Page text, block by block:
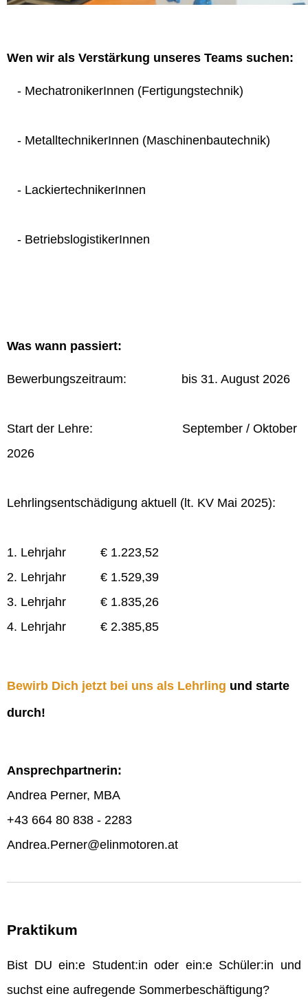
Wen wir als Verstärkung unseres Teams suchen:
- MechatronikerInnen (Fertigungstechnik)
- MetalltechnikerInnen (Maschinenbautechnik)
- LackiertechnikerInnen
- BetriebslogistikerInnen
Was wann passiert:
Bewerbungszeitraum: bis 31. August 2026
Start der Lehre: September / Oktober
2026
Lehrlingsentschädigung aktuell (lt. KV Mai 2025):
1. Lehrjahr € 1.223,52
2. Lehrjahr € 1.529,39
3. Lehrjahr € 1.835,26
4. Lehrjahr € 2.385,85
Bewirb Dich jetzt bei uns als Lehrling und starte
durch!
Ansprechpartnerin:
Andrea Perner, MBA
+43 664 80 838 - 2283
Andrea.Perner@elinmotoren.at
Praktikum
Bist DU ein:e Student:in oder ein:e Schüler:in und
suchst eine aufregende Sommerbeschäftigung?